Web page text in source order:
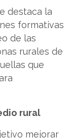
destaca la
formativas
de las
rurales de
que
rural
mejorar